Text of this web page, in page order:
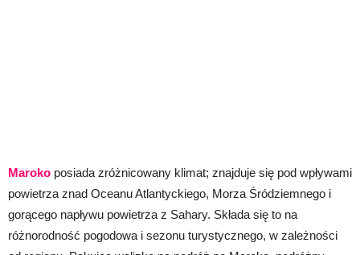
Maroko posiada zróżnicowany klimat; znajduje się pod wpływami
powietrza znad Oceanu Atlantyckiego, Morza Śródziemnego i
gorącego napływu powietrza z Sahary. Składa się to na
różnorodność pogodowa i sezonu turystycznego, w zależności